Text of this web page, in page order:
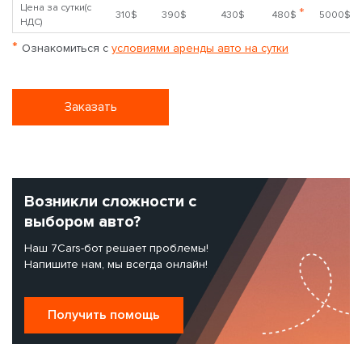
Цена за сутки(с
НДС)
310$ 390$ 430$ 480$ * 5000$
* Ознакомиться с условиями аренды авто на сутки
Заказать
Возникли сложности с
выбором авто?
Наш 7Cars-бот решает проблемы!
Напишите нам, мы всегда онлайн!
Получить помощь